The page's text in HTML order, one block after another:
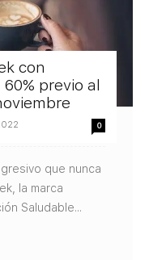
con
previo al
0
que nunca
la marca
Saludable...